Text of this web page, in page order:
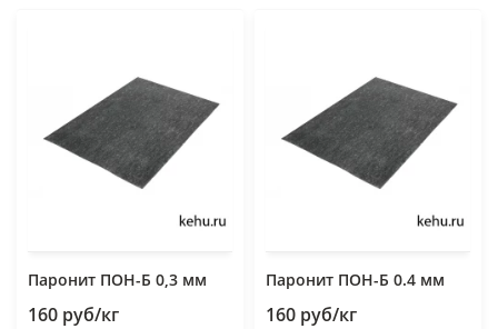
Паронит ПОН-Б 0,3 мм
160 руб/кг
Паронит ПОН-Б 0.4 мм
160 руб/кг